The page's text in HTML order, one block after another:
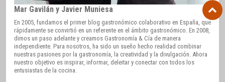
Mar Gavilán y Javier Muniesa
En 2005, fundamos el primer blog gastronómico colaborativo en España, que
rápidamente se convirtió en un referente en el ámbito gastronómico. En 2008,
dimos un paso adelante y creamos Gastronomía & Cía de manera
independiente. Para nosotros, ha sido un sueño hecho realidad combinar
nuestras pasiones por la gastronomía, la creatividad y la divulgación. Ahora
nuestro objetivo es inspirar, informar, deleitar y conectar con todos los
entusiastas de la cocina.